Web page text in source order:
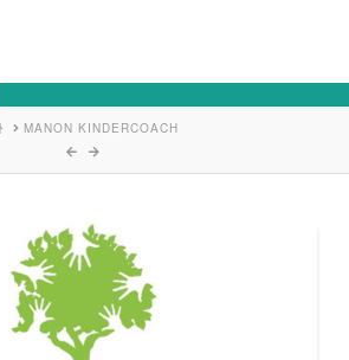
HOMEMANON KINDERCOACH